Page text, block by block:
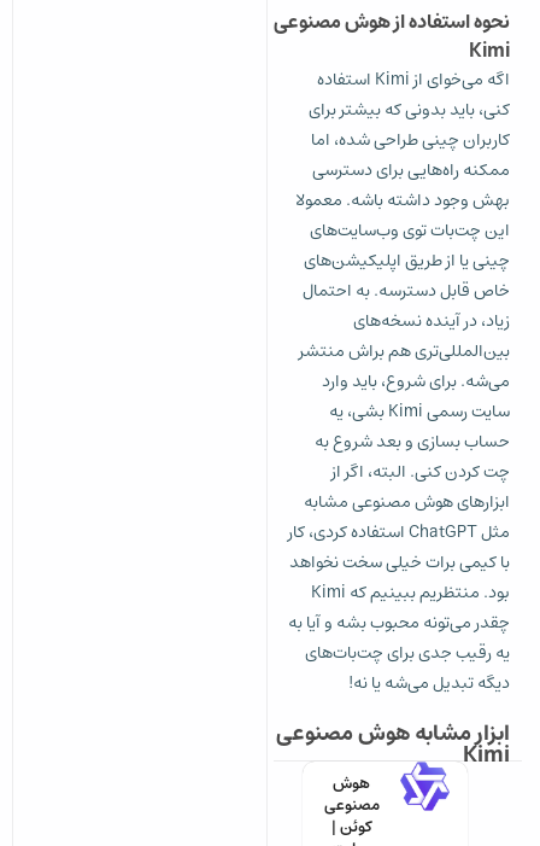
نحوه استفاده از هوش مصنوعی
Kimi
اگه می‌خوای از Kimi استفاده
کنی، باید بدونی که بیشتر برای
کاربران چینی طراحی شده، اما
ممکنه راه‌هایی برای دسترسی
بهش وجود داشته باشه. معمولا
این چت‌بات توی وب‌سایت‌های
چینی یا از طریق اپلیکیشن‌های
خاص قابل دسترسه. به احتمال
زیاد، در آینده نسخه‌های
بین‌المللی‌تری هم براش منتشر
می‌شه. برای شروع، باید وارد
سایت رسمی Kimi بشی، یه
حساب بسازی و بعد شروع به
چت کردن کنی. البته، اگر از
ابزارهای هوش مصنوعی مشابه
مثل ChatGPT استفاده کردی، کار
با کیمی برات خیلی سخت نخواهد
بود. منتظریم ببینیم که Kimi
چقدر می‌تونه محبوب بشه و آیا به
یه رقیب جدی برای چت‌بات‌های
دیگه تبدیل می‌شه یا نه!
ابزار مشابه هوش مصنوعی
Kimi
هوش
مصنوعی
کوئن |